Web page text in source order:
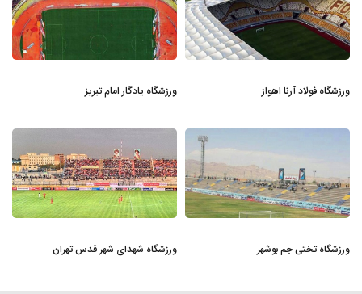
ورزشگاه فولاد آرنا اهواز ورزشگاه یادگار امام تبریز
ورزشگاه تختی جم بوشهر ورزشگاه شهدای شهر قدس تهران